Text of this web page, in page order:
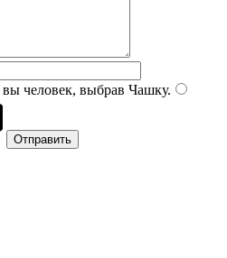
человек, выбрав Чашку.